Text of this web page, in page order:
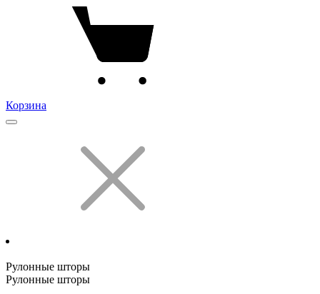
Корзина
Рулонные шторы
Рулонные шторы